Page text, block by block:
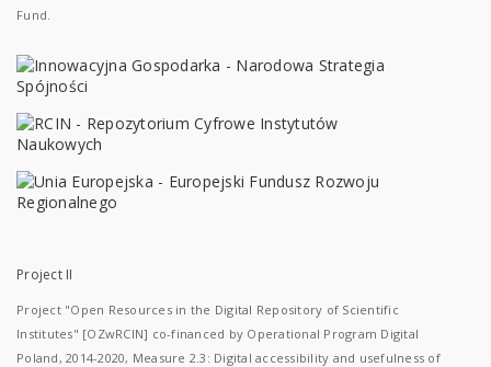
Fund.
Project II
Project "Open Resources in the Digital Repository of Scientific
Institutes" [OZwRCIN] co-financed by Operational Program Digital
Poland, 2014-2020, Measure 2.3: Digital accessibility and usefulness of